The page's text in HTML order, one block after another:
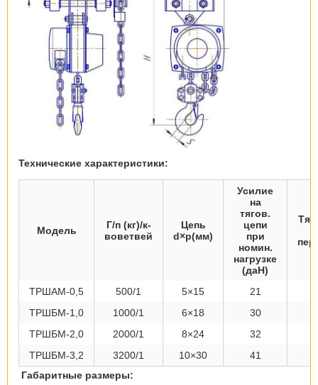
Технические характеристики:
Модель
Г/п (кг)/к-
воветвей
Цепь
d×p(мм)
Усилие
на
тягов.
цепи
при
номин.
нагрузке
(даН)
ТРШАМ-0,5 500/1 5×15
21
ТРШБМ-1,0
1000/1 6×18
30
ТРШБМ-2,0
2000/1 8×24
32
ТРШБМ-3,2
3200/1 10×30
41
Габаритные размеры: